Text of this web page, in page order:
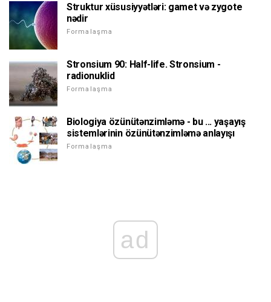
Struktur xüsusiyyətləri: gamet və zygote
nədir
Formalaşma
Stronsium 90: Half-life. Stronsium -
radionuklid
Formalaşma
Biologiya özünütənzimləmə - bu ... yaşayış
sistemlərinin özünütənzimləmə anlayışı
Formalaşma
ad